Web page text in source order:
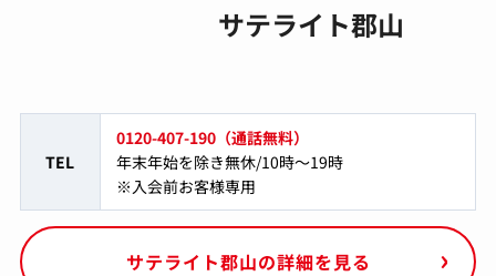
サテライト郡山
TEL
0120-407-190（通話無料）
年末年始を除き無休/10時～19時
※入会前お客様専用
サテライト郡山の詳細を見る